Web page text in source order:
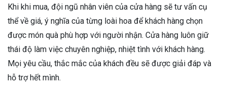
Khi khi mua, đội ngũ nhân viên của cửa hàng sẽ tư vấn cụ
thể về giá, ý nghĩa của từng loài hoa để khách hàng chọn
được món quà phù hợp với người nhận. Cửa hàng luôn giữ
thái độ làm việc chuyên nghiệp, nhiệt tình với khách hàng.
Mọi yêu cầu, thắc mắc của khách đều sẽ được giải đáp và
hỗ trợ hết mình.